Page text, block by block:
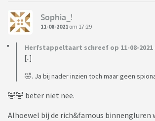
Sophia_!
11-08-2021 om 17:29
Herfstappeltaart schreef op 11-08-2021
[..]
🤣. Ja bij nader inzien toch maar geen
🤣🤣 beter niet nee.
Alhoewel bij de rich&famous binnengluren